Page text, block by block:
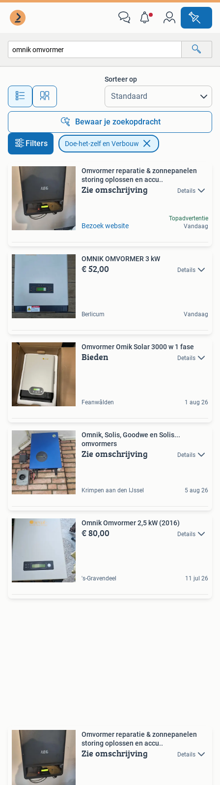
Alle afstanden…
Sorteer op
Bewaar je zoekopdracht
Filters Doe-het-zelf en Verbouw
Omvormer reparatie & zonnepanelen
storing oplossen en accu..
Zie omschrijving Details
Bezoek website
Topadvertentie
Vandaag
OMNIK OMVORMER 3 kW
€ 52,00 Details
Berlicum Vandaag
Omvormer Omik Solar 3000 w 1 fase
Bieden Details
Feanwâlden 1 aug 26
Omnik, Solis, Goodwe en Solis...
omvormers
Zie omschrijving Details
Krimpen aan den IJssel 5 aug 26
Omnik Omvormer 2,5 kW (2016)
€ 80,00 Details
's-Gravendeel 11 jul 26
Omvormer reparatie & zonnepanelen
storing oplossen en accu..
Zie omschrijving Details